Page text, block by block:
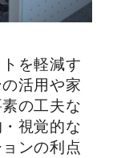
を軽減す
活用や家
の工夫な
視覚的な
ンの利点